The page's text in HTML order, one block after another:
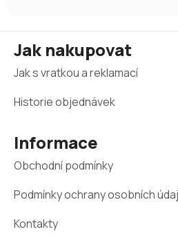
Jak nakupovat
Jak s vratkou a reklamací
Historie objednávek
Informace
Obchodní podmínky
Podmínky ochrany osobních
Kontakty